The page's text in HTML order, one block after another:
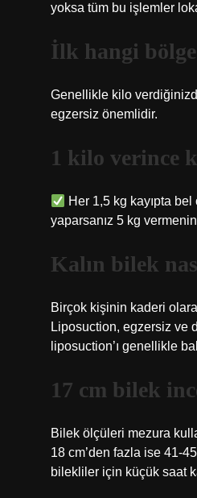
yoksa tüm bu işlemler
İlk hangi
Genellikle kilo
egzersiz önemlidir.
1 kilo verince
Her 1,5 kg kayıpta bel
yaparsanız 5 kg
Kalın bilek
Birçok kişinin kaderi
Liposuction, egzersiz ve
liposuction’ı genellikle
17 cm bilek
Bilek ölçüleri mezura
18 cm’den fazla ise 41-
bilekliler için küçük saat